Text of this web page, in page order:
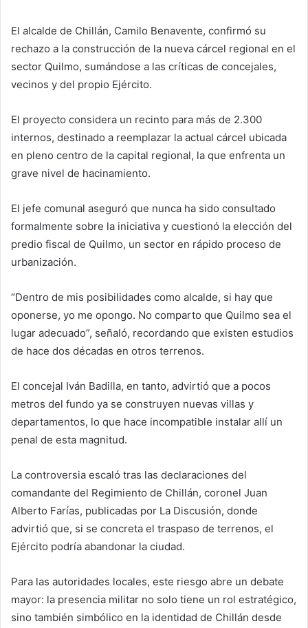
El alcalde de Chillán, Camilo Benavente, confirmó su
rechazo a la construcción de la nueva cárcel regional en el
sector Quilmo, sumándose a las críticas de concejales,
vecinos y del propio Ejército.
El proyecto considera un recinto para más de 2.300
internos, destinado a reemplazar la actual cárcel ubicada
en pleno centro de la capital regional, la que enfrenta un
grave nivel de hacinamiento.
El jefe comunal aseguró que nunca ha sido consultado
formalmente sobre la iniciativa y cuestionó la elección del
predio fiscal de Quilmo, un sector en rápido proceso de
urbanización.
“Dentro de mis posibilidades como alcalde, si hay que
oponerse, yo me opongo. No comparto que Quilmo sea el
lugar adecuado”, señaló, recordando que existen estudios
de hace dos décadas en otros terrenos.
El concejal Iván Badilla, en tanto, advirtió que a pocos
metros del fundo ya se construyen nuevas villas y
departamentos, lo que hace incompatible instalar allí un
penal de esta magnitud.
La controversia escaló tras las declaraciones del
comandante del Regimiento de Chillán, coronel Juan
Alberto Farías, publicadas por La Discusión, donde
advirtió que, si se concreta el traspaso de terrenos, el
Ejército podría abandonar la ciudad.
Para las autoridades locales, este riesgo abre un debate
mayor: la presencia militar no solo tiene un rol estratégico,
sino también simbólico en la identidad de Chillán desde